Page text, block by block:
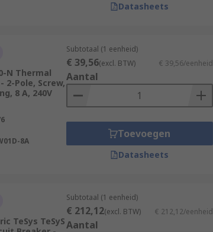
Datasheets
N Thermal
2-Pole, Screw,
8 A, 240V
8A
Subtotaal (1 eenheid)
€ 39,56(excl. BTW) € 39,56/eenheid
Aantal
Toevoegen
Datasheets
TeSys TeSyS
Subtotaal (1 eenheid)
€ 212,12(excl. BTW) € 212,12/eenheid
Aantal